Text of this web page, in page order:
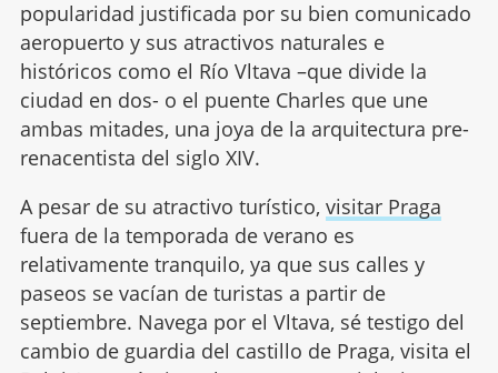
popularidad justificada por su bien comunicado
aeropuerto y sus atractivos naturales e
históricos como el Río Vltava –que divide la
ciudad en dos- o el puente Charles que une
ambas mitades, una joya de la arquitectura pre-
renacentista del siglo XIV.
A pesar de su atractivo turístico, visitar Praga
fuera de la temporada de verano es
relativamente tranquilo, ya que sus calles y
paseos se vacían de turistas a partir de
septiembre. Navega por el Vltava, sé testigo del
cambio de guardia del castillo de Praga, visita el